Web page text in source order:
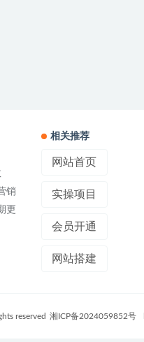
销
更
相关推荐
网站首页
实操项目
会员开通
网站搭建
reserved 湘ICP备2024059852号